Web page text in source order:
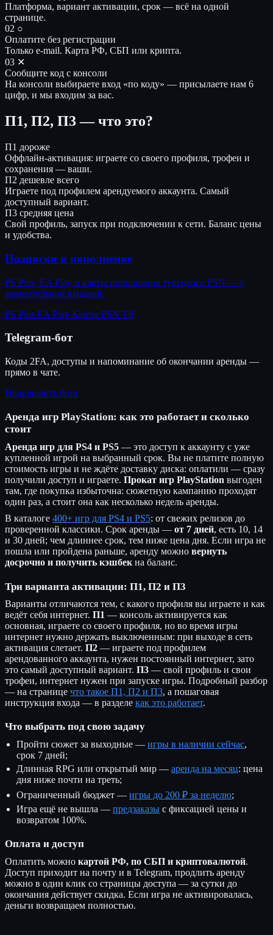
Платформа, вариант активации, срок — всё на одной
странице.
02 ○
Оплатите без регистрации
Только e-mail. Карта РФ, СБП или крипта.
03 ✕
Сообщите код с консоли
На консоли выбираете вход «по коду» — присылаете нам 6
цифр, и мы входим за вас.
П1, П2, П3 — что это?
П1 дороже
Оффлайн-активация: играете со своего профиля, трофеи и
сохранения — ваши.
П2 дешевле всего
Играете под профилем арендуемого аккаунта. Самый
доступный вариант.
П3 средняя цена
Свой профиль, запуск при подключении к сети. Баланс цены
и удобства.
Подписки и пополнение
PS Plus, EA Play и карты пополнения турецкого PSN — с
моментальной выдачей.
PS Plus EA Play Карты PSN TR
Telegram-бот
Коды 2FA, доступы и напоминание об окончании аренды —
прямо в чате.
Подключить бота
Аренда игр PlayStation: как это работает и сколько
стоит
Аренда игр для PS4 и PS5 — это доступ к аккаунту с уже
купленной игрой на выбранный срок. Вы не платите полную
стоимость игры и не ждёте доставку диска: оплатили — сразу
получили доступ и играете. Прокат игр PlayStation выгоден
там, где покупка избыточна: сюжетную кампанию проходят
один раз, а стоит она как несколько недель аренды.
В каталоге 400+ игр для PS4 и PS5: от свежих релизов до
проверенной классики. Срок аренды — от 7 дней, есть 10, 14
и 30 дней; чем длиннее срок, тем ниже цена дня. Если игра не
пошла или пройдена раньше, аренду можно вернуть
досрочно и получить кэшбекна баланс.
Три варианта активации: П1, П2 и П3
Варианты отличаются тем, с какого профиля вы играете и как
ведёт себя интернет. П1 — консоль активируется как
основная, играете со своего профиля, но во время игры
интернет нужно держать выключенным: при выходе в сеть
активация слетает. П2 — играете под профилем
арендованного аккаунта, нужен постоянный интернет, зато
это самый доступный вариант. П3 — свой профиль и свои
трофеи, интернет нужен при запуске игры. Подробный разбор
— на странице что такое П1, П2 и П3, а пошаговая
инструкция входа — в разделе как это работает.
Что выбрать под свою задачу
Пройти сюжет за выходные —игры в наличии сейчас,
срок 7 дней;
Длинная RPG или открытый мир —аренда на месяц: цена
дня ниже почти на треть;
Ограниченный бюджет —игры до 200 ₽ за неделю;
Игра ещё не вышла —предзаказы с фиксацией цены и
возвратом 100%.
Оплата и доступ
Оплатить можно картой РФ, по СБП и криптовалютой.
Доступ приходит на почту и в Telegram, продлить аренду
можно в один клик со страницы доступа — за сутки до
окончания действует скидка. Если игра не активировалась,
деньги возвращаем полностью.